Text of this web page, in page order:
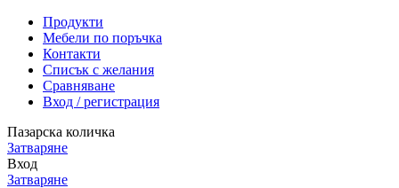
Продукти
Мебели по поръчка
Контакти
Списък с желания
Сравняване
Вход / регистрация
Пазарска количка
Затваряне
Вход
Затваряне